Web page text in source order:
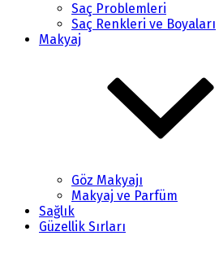
Saç Problemleri
Saç Renkleri ve Boyaları
Makyaj
Göz Makyajı
Makyaj ve Parfüm
Sağlık
Güzellik Sırları